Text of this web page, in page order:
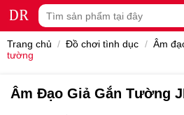
Tìm
kiếm:
Trang chủ / Đồ chơi tình dục / Âm
tường
Âm Đạo Giả Gắn Tường